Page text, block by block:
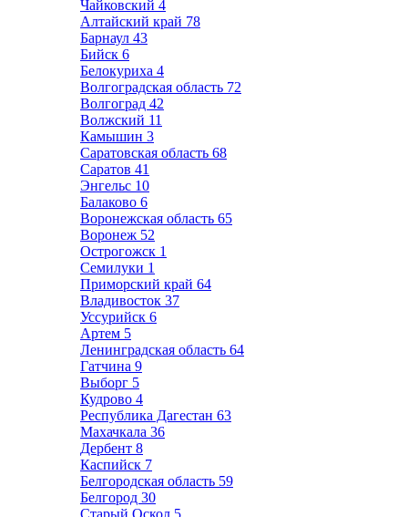
Чайковский 4
Алтайский край 78
Барнаул 43
Бийск 6
Белокуриха 4
Волгоградская область 72
Волгоград 42
Волжский 11
Камышин 3
Саратовская область 68
Саратов 41
Энгельс 10
Балаково 6
Воронежская область 65
Воронеж 52
Острогожск 1
Семилуки 1
Приморский край 64
Владивосток 37
Уссурийск 6
Артем 5
Ленинградская область 64
Гатчина 9
Выборг 5
Кудрово 4
Республика Дагестан 63
Махачкала 36
Дербент 8
Каспийск 7
Белгородская область 59
Белгород 30
Старый Оскол 5